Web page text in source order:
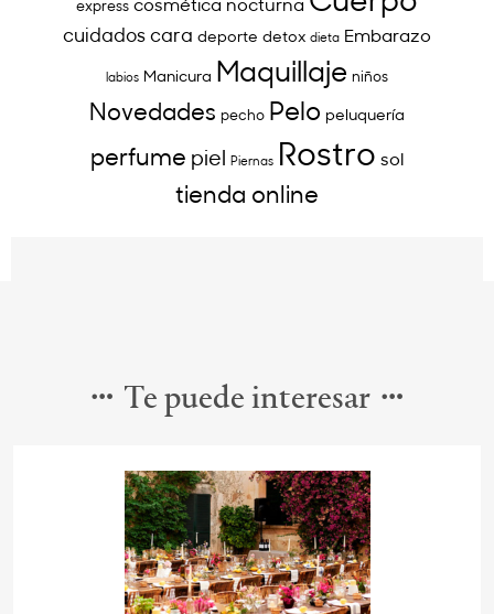
express
cuidados cara deporte detox dieta Embarazo
labios Manicura Maquillaje niños
Novedades pecho Pelo peluquería
perfume piel Piernas Rostro sol
tienda online
Te puede interesar